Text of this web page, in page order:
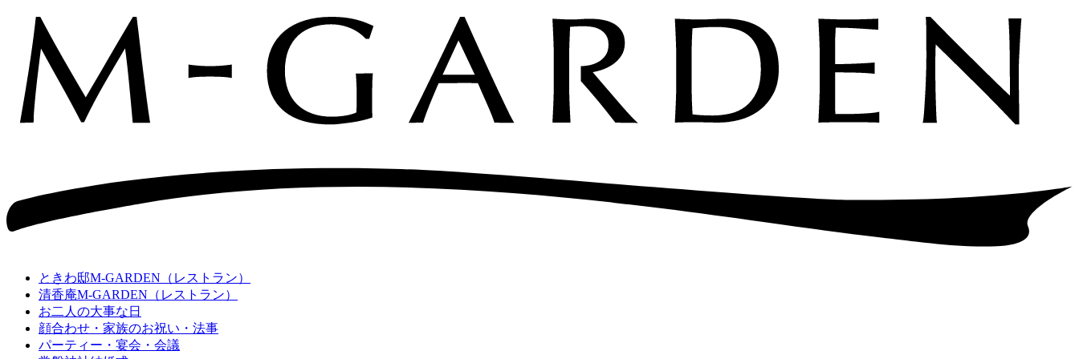
ときわ邸M-GARDEN （レストラン）
清香庵M-GARDEN （レストラン）
お二人の大事な日
顔合わせ・家族のお祝い・法事
パーティー・宴会・会議